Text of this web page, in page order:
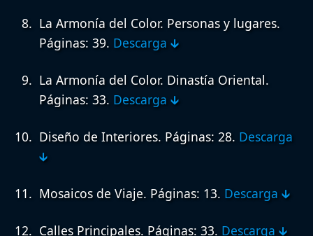
La Armonía del Color. Personas y lugares.
Páginas: 39. Descarga 🡳
La Armonía del Color. Dinastía Oriental.
Páginas: 33. Descarga 🡳
Diseño de Interiores. Páginas: 28. Descarga
🡳
Mosaicos de Viaje. Páginas: 13. Descarga 🡳
Calles Principales. Páginas: 33. Descarga 🡳